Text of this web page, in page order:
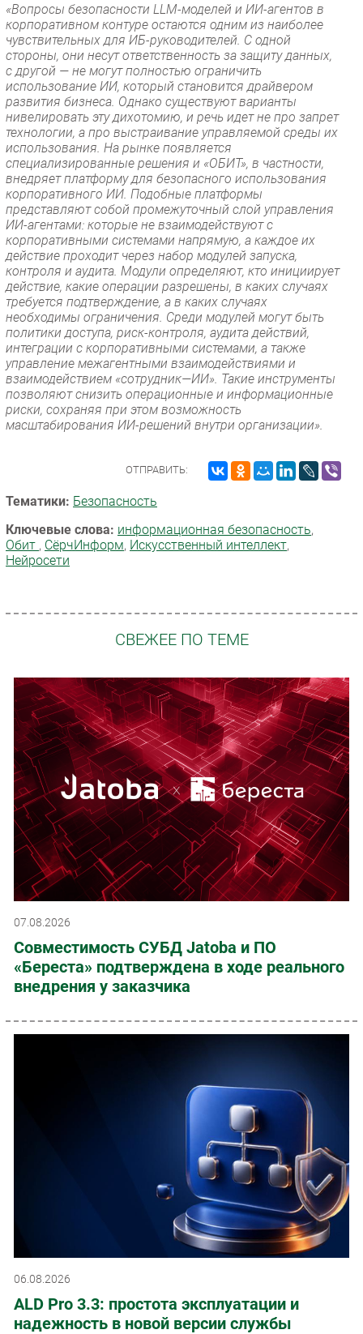
«Вопросы безопасности LLM-моделей и ИИ-агентов в
корпоративном контуре остаются одним из наиболее
чувствительных для ИБ-руководителей. С одной
стороны, они несут ответственность за защиту данных,
с другой — не могут полностью ограничить
использование ИИ, который становится драйвером
развития бизнеса. Однако существуют варианты
нивелировать эту дихотомию, и речь идет не про запрет
технологии, а про выстраивание управляемой среды их
использования. На рынке появляется
специализированные решения и «ОБИТ», в частности,
внедряет платформу для безопасного использования
корпоративного ИИ. Подобные платформы
представляют собой промежуточный слой управления
ИИ-агентами: которые не взаимодействуют с
корпоративными системами напрямую, а каждое их
действие проходит через набор модулей запуска,
контроля и аудита. Модули определяют, кто инициирует
действие, какие операции разрешены, в каких случаях
требуется подтверждение, а в каких случаях
необходимы ограничения. Среди модулей могут быть
политики доступа, риск-контроля, аудита действий,
интеграции с корпоративными системами, а также
управление межагентными взаимодействиями и
взаимодействием «сотрудник—ИИ». Такие инструменты
позволяют снизить операционные и информационные
риски, сохраняя при этом возможность
масштабирования ИИ-решений внутри организации».
ОТПРАВИТЬ:
Тематики: Безопасность
Ключевые слова: информационная безопасность,
Обит , СёрчИнформ, Искусственный интеллект,
Нейросети
СВЕЖЕЕ ПО ТЕМЕ
07.08.2026
Совместимость СУБД Jatoba и ПО
«Береста» подтверждена в ходе реального
внедрения у заказчика
06.08.2026
ALD Pro 3.3: простота эксплуатации и
надежность в новой версии службы